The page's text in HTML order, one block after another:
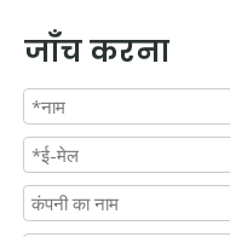
जाँच करना